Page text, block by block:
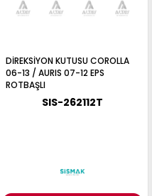
DİREKSİYON KUTUSU COROLLA
06-13 / AURIS 07-12 EPS
ROTBAŞLI
SIS-262112T